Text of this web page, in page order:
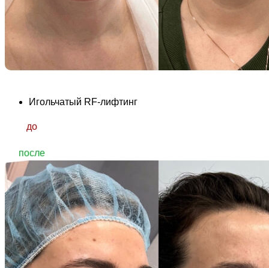
Игольчатый RF-лифтинг
до
после